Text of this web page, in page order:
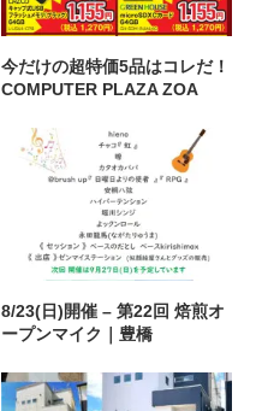
今だけの超特価5品はコレだ！
COMPUTER PLAZA ZOA
8/23(日)開催 – 第22回 焙煎オ
ープンマイク｜豊橋